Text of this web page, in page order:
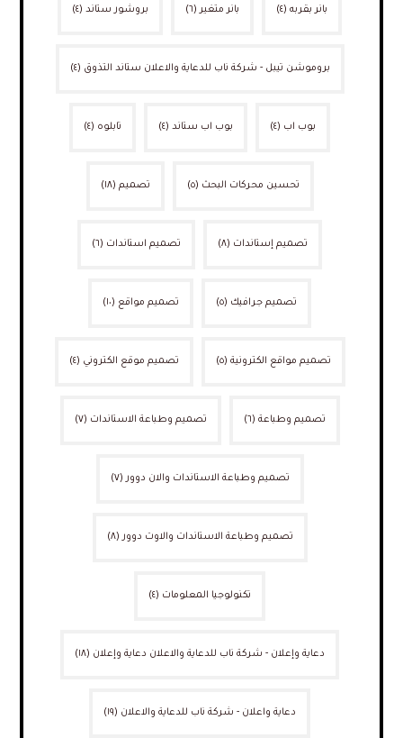
بانر بقربه (٤) بانر متغير (٦) بروشور ستاند (٤)
بروموشن تيبل - شركة ناب للدعاية والاعلان ستاند التذوق (٤)
بوب اب (٤) بوب اب ستاند (٤) تابلوه (٤)
تحسين محركات البحث (٥) تصميم (١٨)
تصميم إستاندات (٨) تصميم استاندات (٦)
تصميم جرافيك (٥) تصميم مواقع (١٠)
تصميم مواقع الكترونية (٥) تصميم موقع الكتروني (٤)
تصميم وطباعة (٦) تصميم وطباعة الاستاندات (٧)
تصميم وطباعة الاستاندات والان دوور (٧)
تصميم وطباعة الاستاندات والاوت دوور (٨)
تكنولوجيا المعلومات (٤)
دعاية وإعلان - شركة ناب للدعاية والاعلان دعاية وإعلان (١٨)
دعاية واعلان - شركة ناب للدعاية والاعلان (١٩)